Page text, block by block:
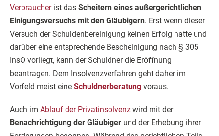
Verbraucherist das Scheitern eines außergerichtlichen
Einigungsversuchs mit den Gläubigern. Erst wenn dieser
Versuch der Schuldenbereinigung keinen Erfolg hatte und
darüber eine entsprechende Bescheinigung nach § 305
InsO vorliegt, kann der Schuldner die Eröffnung
beantragen. Dem Insolvenzverfahren geht daher im
Vorfeld meist eine Schuldnerberatung voraus.
Auch im Ablauf der Privatinsolvenz wird mit der
Benachrichtigung der Gläubiger und der Erhebung ihrer